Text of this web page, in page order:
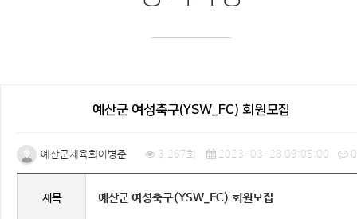
예산군 여성축구(YSW_FC) 회원모집
예산군체육회이병준 3,267회 2023-03-28 09:05:00 0
제목 예산군 여성축구(YSW_FC) 회원모집